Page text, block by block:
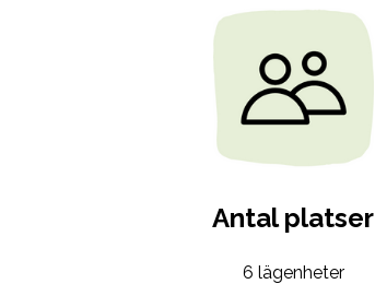
Antal platser
6 lägenheter